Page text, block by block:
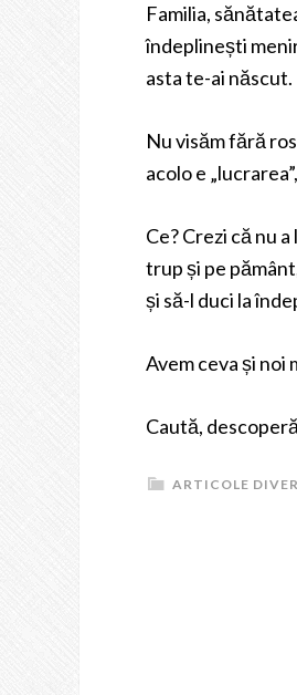
Familia,
îndeplinești
asta te-ai născut.
Nu visăm fără
acolo e
Ce? Crezi că nu
trup și pe
și să-l duci la
Avem ceva și noi
Caută,
ARTICOLE